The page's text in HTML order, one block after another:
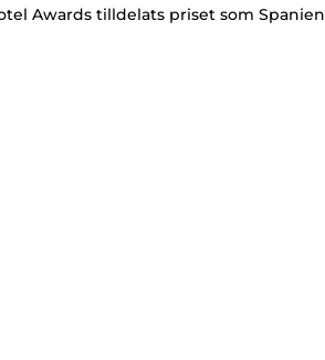
Awards tilldelats priset som